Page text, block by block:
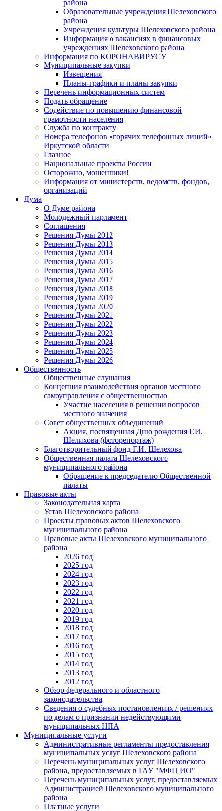
района
Образовательные учреждения Шелеховского
района
Учреждения культуры Шелеховского района
Информация о вакансиях в финансовых
учреждениях Шелеховского района
Информация по КОРОНАВИРУСУ
Муниципальные закупки
Извещения
Планы-графики и планы закупки
Перечень информационных систем
Подать обращение
Содействие по повышению финансовой
грамотности населения
Служба по контракту
Номера телефонов «горячих телефонных линий»
Иркутской области
Главное
Национальные проекты России
Осторожно, мошенники!
Информация от министерств, ведомств, фондов,
организаций
Дума
О Думе района
Молодежный парламент
Соглашения
Решения Думы 2012
Решения Думы 2013
Решения Думы 2014
Решения Думы 2015
Решения Думы 2016
Решения Думы 2017
Решения Думы 2018
Решения Думы 2019
Решения Думы 2020
Решения Думы 2021
Решения Думы 2022
Решения Думы 2023
Решения Думы 2024
Решения Думы 2025
Решения Думы 2026
Общественность
Общественные слушания
Концепция взаимодействия органов местного
самоуправления с общественностью
Участие населения в решении вопросов
местного значения
Совет общественных объединений
Акция, посвященная Дню рождения Г.И.
Шелихова (фоторепортаж)
Благотворительный фонд Г.И. Шелехова
Общественная палата Шелеховского
муниципального района
Обращение к председателю Общественной
палаты
Правовые акты
Законодательная карта
Устав Шелеховского района
Проекты правовых актов Шелеховского
муниципального района
Правовые акты Шелеховского муниципального
района
2026 год
2025 год
2024 год
2023 год
2022 год
2021 год
2020 год
2019 год
2018 год
2017 год
2016 год
2015 год
2014 год
2013 год
2012 год
Обзор федерального и областного
законодательства
Сведения о судебных постановлениях / решениях
по делам о признании недействующими
муниципальных НПА
Муниципальные услуги
Административные регламенты предоставления
муниципальных услуг Шелеховского района
Перечень муниципальных услуг Шелеховского
района, предоставляемых в ГАУ "МФЦ ИО"
Перечень муниципальных услуг, предоставляемых
Администрацией Шелеховского муниципального
района
Платные услуги